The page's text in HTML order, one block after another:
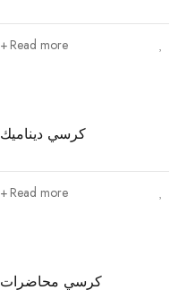
Read more
كرسي ديناميك
Read more
كرسي محاضرات